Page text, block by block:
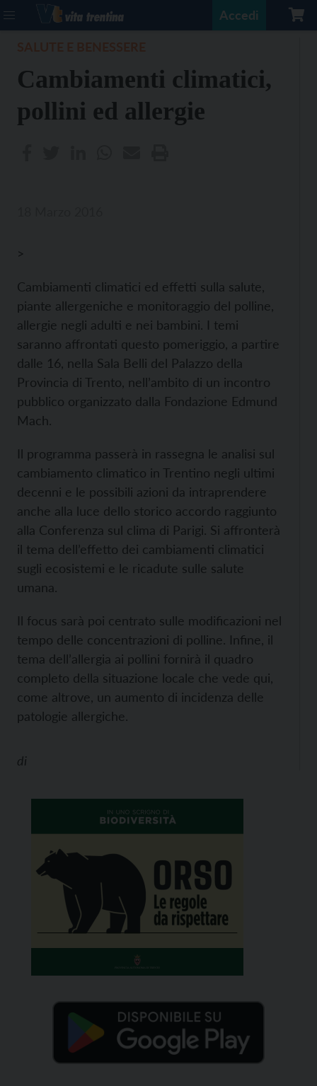
Accedi
Cambiamenti climatici,
pollini ed allergie
>
Cambiamenti climatici ed effetti sulla salute,
piante allergeniche e monitoraggio del polline,
allergie negli adulti e nei bambini. I temi
saranno affrontati questo pomeriggio, a partire
dalle 16, nella Sala Belli del Palazzo della
Provincia di Trento, nell’ambito di un incontro
pubblico organizzato dalla Fondazione Edmund
Mach.
Il programma passerà in rassegna le analisi sul
cambiamento climatico in Trentino negli ultimi
decenni e le possibili azioni da intraprendere
anche alla luce dello storico accordo raggiunto
alla Conferenza sul clima di Parigi. Si affronterà
il tema dell’effetto dei cambiamenti climatici
sugli ecosistemi e le ricadute sulle salute
umana.
Il focus sarà poi centrato sulle modificazioni nel
tempo delle concentrazioni di polline. Infine, il
tema dell’allergia ai pollini fornirà il quadro
completo della situazione locale che vede qui,
come altrove, un aumento di incidenza delle
patologie allergiche.
di